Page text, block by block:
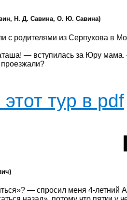
Н. Д. Савина, О. Ю. Савина)
с родителями из Серпухова в
— вступилась за Юру
тур в pdf
— спросил меня 4-летний